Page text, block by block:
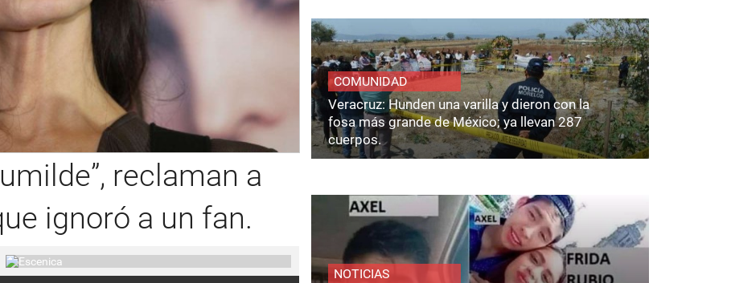
reclaman a
ignoró a un fan.
COMUNIDAD
Veracruz: Hunden una varilla y dieron con la
fosa más grande de México; ya llevan 287
cuerpos.
NOTICIAS